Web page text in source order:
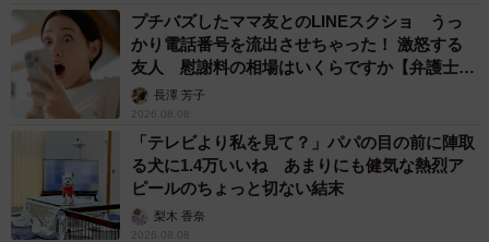
プチバズしたママ友とのLINEスクショ うっ
かり電話番号を流出させちゃった！ 激怒する
友人 慰謝料の相場はいくらですか【弁護士が
解説】長澤 芳子
2026.08.08
「テレビより私を見て？」パパの目の前に陣取
る犬に1.4万いいね あまりにも健気な熱烈ア
ピールのちょっと切ない結末
梨木 香奈
2026.08.08